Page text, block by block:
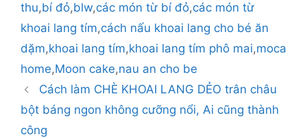
thu,bí đỏ,blw,các món từ bí đỏ,các món từ
khoai lang tím,cách nấu khoai lang cho bé ăn
dặm,khoai lang tím,khoai lang tím phô mai,moca
home,Moon cake,nau an cho be
Cách làm CHÈ KHOAI LANG DẺO trân châu
bột báng ngon không cưỡng nổi, Ai cũng thành
công